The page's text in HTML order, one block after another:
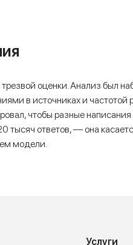
оценки. Анализ был
в источниках и частотой
чтобы разные
тысяч ответов, — она
модели.
Услуги